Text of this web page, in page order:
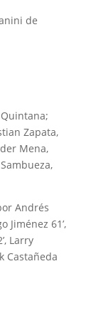
de
Zapata,
Mena,
Andrés
Jiménez 61’,
Larry
Castañeda